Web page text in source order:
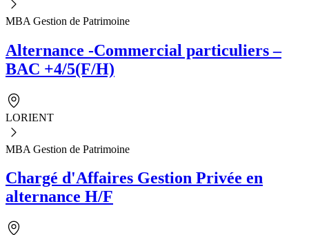
MBA Gestion de Patrimoine
Alternance -Commercial particuliers –
BAC +4/5(F/H)
LORIENT
MBA Gestion de Patrimoine
Chargé d'Affaires Gestion Privée en
alternance H/F